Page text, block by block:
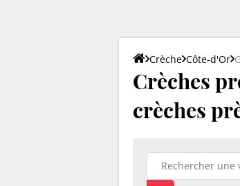
Crèche Côte-d'Or
Crèches
crèches